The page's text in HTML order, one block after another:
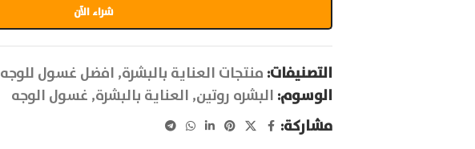
شراء الآن
التصنيفات: منتجات العناية بالبشرة, افضل غسول للوجه
الوسوم: البشره روتين, العناية بالبشرة, غسول الوجه
مشاركة: